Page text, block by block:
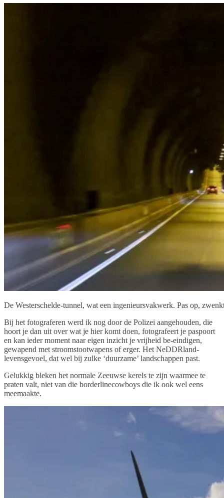
De Westerschelde-tunnel, wat een ingenieursvakwerk. Pas op,
Bij het fotograferen werd ik nog door de Polizei aangehouden, die
hoort je dan uit over wat je hier komt doen, fotografeert je paspoort
en kan ieder moment naar eigen inzicht je vrijheid be-eindigen,
gewapend met stroomstootwapens of erger. Het NeDDRland-
levensgevoel, dat wel bij zulke ‘duurzame’ landschappen past.
Gelukkig bleken het normale Zeeuwse kerels te zijn waarmee te
praten valt, niet van die borderlinecowboys die ik ook wel eens
meemaakte.